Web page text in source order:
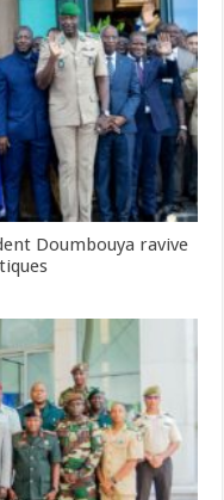
Doumbouya ravive